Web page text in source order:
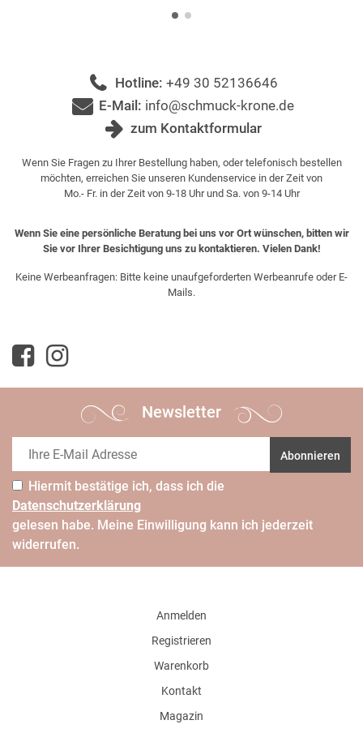
Hotline: +49 30 52136646
E-Mail: info@schmuck-krone.de
zum Kontaktformular
Wenn Sie Fragen zu Ihrer Bestellung haben, oder telefonisch bestellen
möchten, erreichen Sie unseren Kundenservice in der Zeit von
Mo.- Fr. in der Zeit von 9-18 Uhr und Sa. von 9-14 Uhr
Wenn Sie eine persönliche Beratung bei uns vor Ort wünschen, bitten wir
Sie vor Ihrer Besichtigung uns zu kontaktieren. Vielen Dank!
Keine Werbeanfragen: Bitte keine unaufgeforderten Werbeanrufe oder E-
Mails.
Newsletter
Abonnieren
Hiermit bestätige ich, dass ich die
Daten­schutz­erklärung
gelesen habe. Meine Einwilligung kann ich jederzeit
widerrufen.
Anmelden
Registrieren
Warenkorb
Kontakt
Magazin